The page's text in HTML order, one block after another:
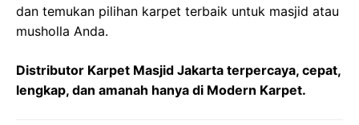
dan temukan pilihan karpet terbaik untuk masjid atau
musholla Anda.
Distributor Karpet Masjid Jakarta terpercaya, cepat,
lengkap, dan amanah hanya di Modern Karpet.